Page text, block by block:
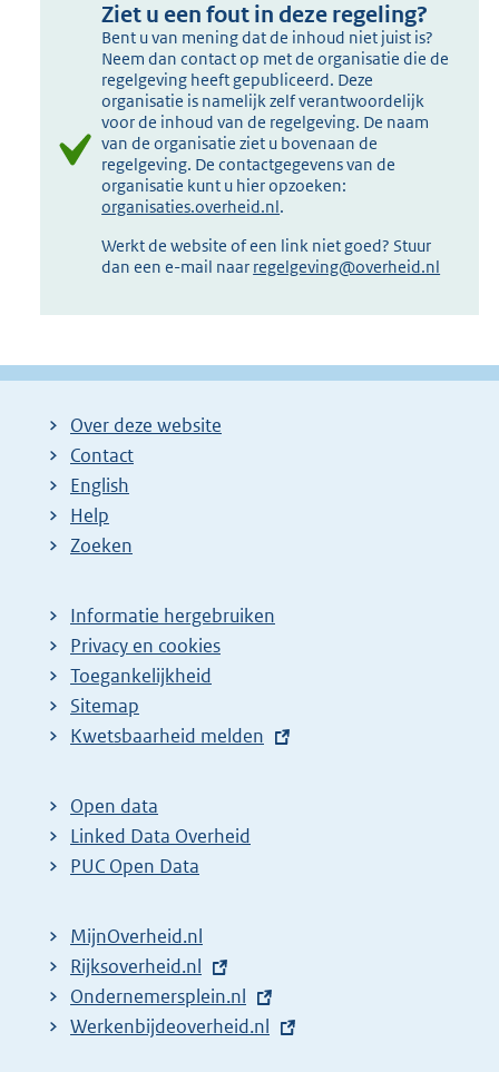
Ziet u een fout in deze regeling?
Bent u van mening dat de inhoud niet juist is?
Neem dan contact op met de organisatie die de
regelgeving heeft gepubliceerd. Deze
organisatie is namelijk zelf verantwoordelijk
voor de inhoud van de regelgeving. De naam
van de organisatie ziet u bovenaan de
regelgeving. De contactgegevens van de
organisatie kunt u hier opzoeken:
organisaties.overheid.nl.
Werkt de website of een link niet goed? Stuur
dan een e-mail naar regelgeving@overheid.nl
Over deze website
Contact
English
Help
Zoeken
Informatie hergebruiken
Privacy en cookies
Toegankelijkheid
Sitemap
E
t
e
r
l
i
n
k
Kwetsbaarheid melden
Open data
Linked Data Overheid
PUC Open Data
MijnOverheid.nl
E
x
t
Rijksoverheid.nl
E
x
Ondernemersplein.nl
E
Werkenbijdeoverheid.nl